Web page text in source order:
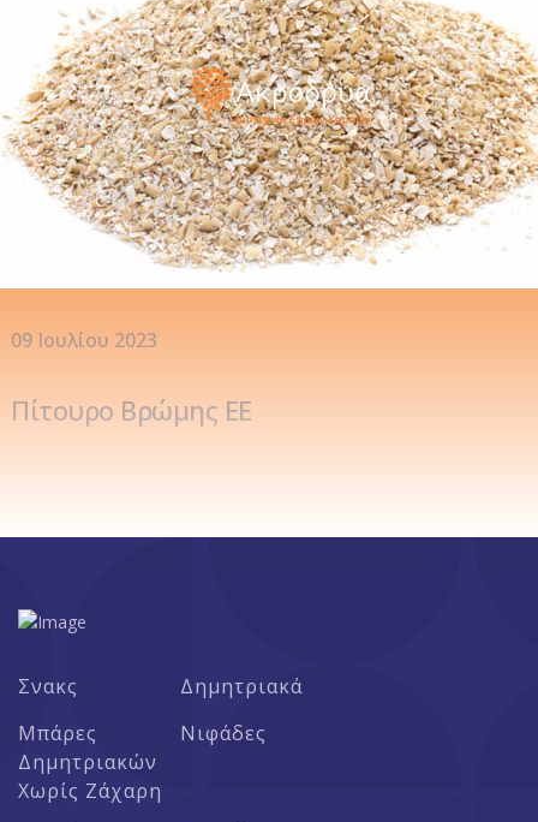
Πίτουρο Βρώμης ΕΕ
09 Ιουλίου 2023
Σνακς
Δημητριακά
Μπάρες
Δημητριακών
Χωρίς Ζάχαρη
Νιφάδες